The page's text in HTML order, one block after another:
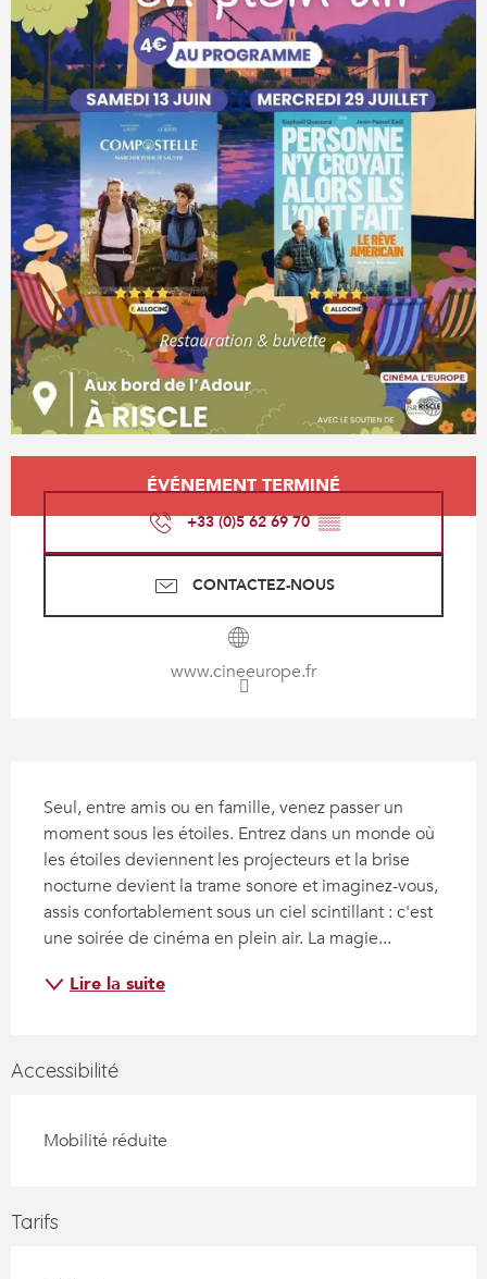
Ouverture et coordonnées
ÉVÉNEMENT TERMINÉ
+33 (0)5 62 69 70▒▒
CONTACTEZ-NOUS
www.cineeurope.fr
Seul, entre amis ou en famille, venez passer un
moment sous les étoiles. Entrez dans un monde où
les étoiles deviennent les projecteurs et la brise
nocturne devient la trame sonore et imaginez-vous,
assis confortablement sous un ciel scintillant : c'est
une soirée de cinéma en plein air. La magie...
Lire la suite
Accessibilité
Mobilité réduite
Tarifs